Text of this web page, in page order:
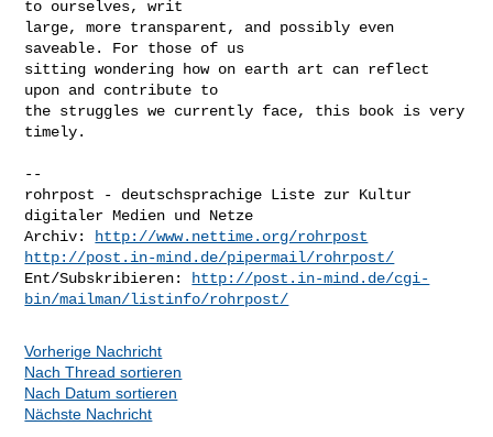
http://www.nettime.org/rohrpost
http://post.in-mind.de/pipermail/rohrpost/
Ent/Subskribieren:
http://post.in-mind.de/cgi-
bin/mailman/listinfo/rohrpost/
Vorherige Nachricht
Nach Thread sortieren
Nach Datum sortieren
Nächste Nachricht